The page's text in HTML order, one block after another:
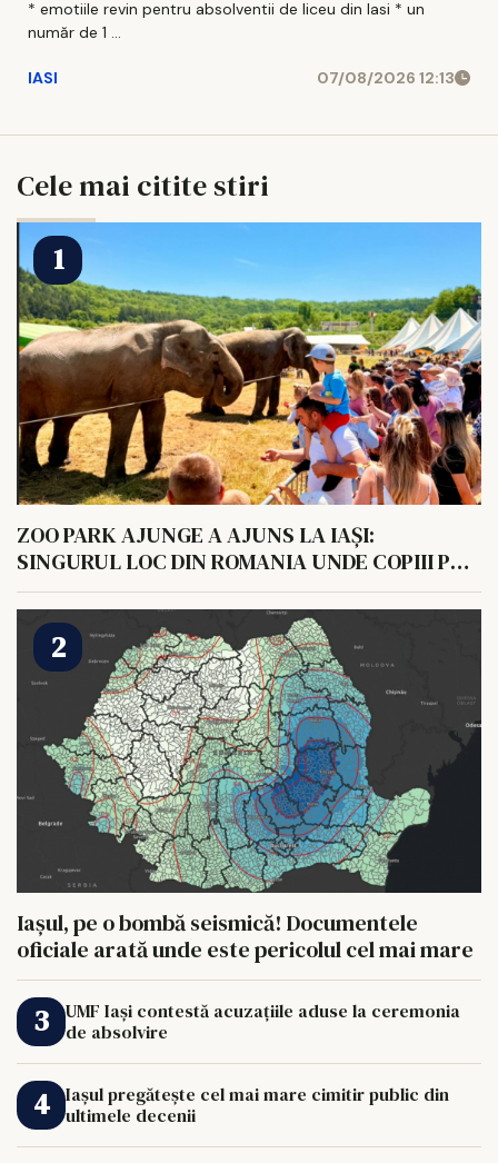
* emotiile revin pentru absolventii de liceu din Iasi * un
număr de 1 ...
IASI 07/08/2026 12:13
Cele mai citite stiri
ZOO PARK AJUNGE A AJUNS LA IAȘI:
SINGURUL LOC DIN ROMANIA UNDE COPIII POT
HRANI UN ELEFANT
Iașul, pe o bombă seismică! Documentele
oficiale arată unde este pericolul cel mai mare
UMF Iași contestă acuzațiile aduse la ceremonia
de absolvire
Iașul pregătește cel mai mare cimitir public din
ultimele decenii